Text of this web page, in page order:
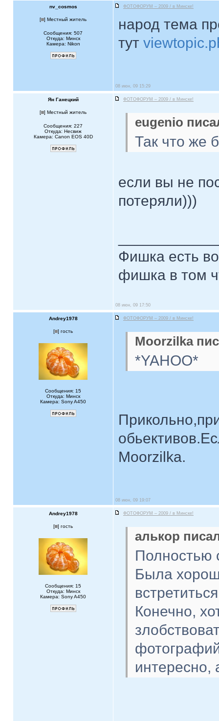
nv_cosmos ФОТОФОРУМ – 2009 / в Минске!
[ ] Местный житель
Сообщения: 507
Откуда: Минск
Камера: Nikon
народ тема
тут
08 июн, 09 15:29
Ян Ганецкий ФОТОФОРУМ – 2009 / в Минске!
[ ] Местный житель
Сообщения: 227
Откуда: Несвиж
Камера: Canon EOS 40D
eugenio
Так что же
если вы не
потеряли)))
Фишка есть
фишка в том
08 июн, 09 17:50
Andrey1978 ФОТОФОРУМ – 2009 / в Минске!
[ ] гость
Сообщения: 15
Откуда: Минск
Камера: Sony A450
Moorzilka
*YAHOO*
Moorzilka.
08 июн, 09 19:07
Andrey1978 ФОТОФОРУМ – 2009 / в Минске!
[ ] гость
Сообщения: 15
Откуда: Минск
Камера: Sony A450
алькор
Полностью
Была
Конечно,
интересно,